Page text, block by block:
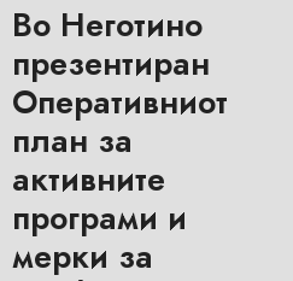
Во Неготино
презентиран
Оперативниот
план за
активните
програми и
мерки за